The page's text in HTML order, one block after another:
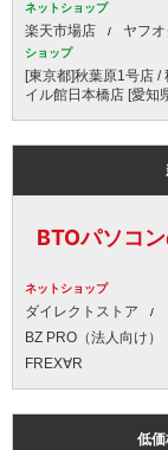
ネットショップ
楽天市場店 ヤフ
ショップ
[東京都]秋葉原1号店
イル館日本橋店 [愛知
BTOパソコ
ネットショップ
ダイレクトストア
BZ PRO（法人向け）
FREX∀R
低